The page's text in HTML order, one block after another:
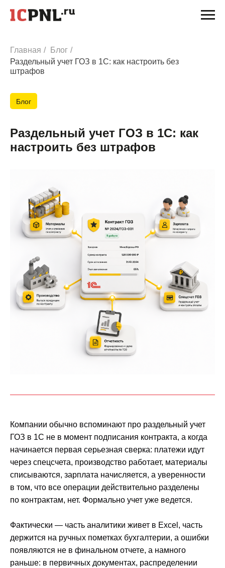
Главная / Блог /
Раздельный учет ГОЗ в 1С: как настроить без
штрафов
Блог
Раздельный учет ГОЗ в 1С: как
настроить без штрафов
Компании обычно вспоминают про раздельный учет
ГОЗ в 1С не в момент подписания контракта, а когда
начинается первая серьезная сверка: платежи идут
через спецсчета, производство работает, материалы
списываются, зарплата начисляется, а уверенности
в том, что все операции действительно разделены
по контрактам, нет. Формально учет уже ведется.
Фактически — часть аналитики живет в Excel, часть
держится на ручных пометках бухгалтерии, а ошибки
появляются не в финальном отчете, а намного
раньше: в первичных документах, распределении